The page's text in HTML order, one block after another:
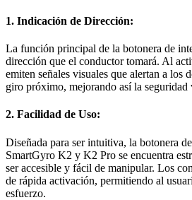
1. Indicación de Dirección:
La función principal de la botonera de
dirección que el conductor tomará. Al
emiten señales visuales que alertan a los
giro próximo, mejorando así la seguridad
2. Facilidad de Uso:
Diseñada para ser intuitiva, la botonera
SmartGyro K2 y K2 Pro se encuentra
ser accesible y fácil de manipular. Los
de rápida activación, permitiendo al
esfuerzo.